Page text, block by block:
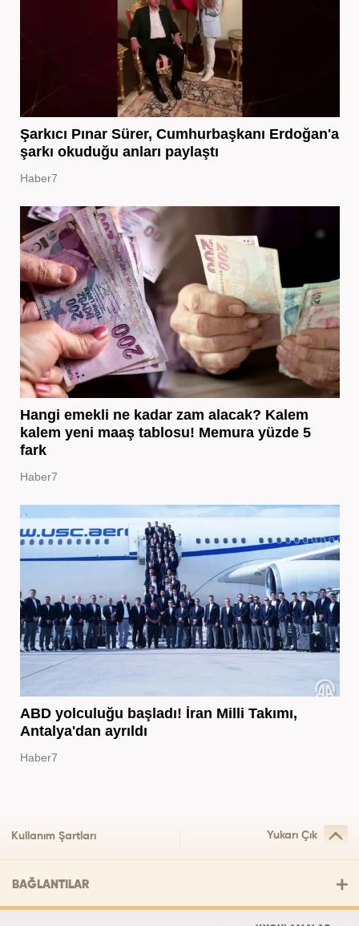
Şarkıcı Pınar Sürer, Cumhurbaşkanı Erdoğan'a
şarkı okuduğu anları paylaştı
Haber7
Hangi emekli ne kadar zam alacak? Kalem
kalem yeni maaş tablosu! Memura yüzde 5
fark
Haber7
ABD yolculuğu başladı! İran Milli Takımı,
Antalya'dan ayrıldı
Haber7
Kullanım Şartları Yukarı Çık
BAĞLANTILAR